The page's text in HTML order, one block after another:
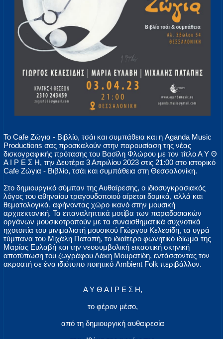
Το Cafe Ζώγια - Βιβλίο, τσάι και συμπάθεια και η Aganda Music
Productions σας προσκαλούν στην παρουσίαση της νέας
δισκογραφικής πρότασης του Βασίλη Φλώρου με τον τίτλο Α Υ Θ
Α Ι Ρ Ε Σ Η, την Δευτέρα 3 Απριλίου 2023 στις 21:00 στο ιστορικό
Cafe Ζώγια - Βιβλίο, τσάι και συμπάθεια στη Θεσσαλονίκη.
Στο δημιουργικό σύμπαν της Αυθαίρεσης, ο ιδιοσυγκρασιακός
λόγος του αθηναίου τραγουδοποιού αίρεται δομικά, αλλά και
θεματολογικά, αφήνοντας χώρο ικανό στην μουσική
αρχιτεκτονική. Τα επαναληπτικά μοτίβα των παραδοσιακών
οργάνων μουσικοτροπούν με τα συναισθηματικά συχνοτικά
ηχοτοπία του μινιμαλιστή μουσικού Γιώργου Κελεσίδη, τα υγρά
τύμπανα του Μιχάλη Παταπή, το ιδιαίτερο φωνητικό ιδίωμα της
Μαρίας Ευλαβή και την νεοσυμβολική εικαστική σκηνική
αποτύπωση του ζωγράφου Λάκη Μουρατίδη, εντάσσοντας τον
ακροατή σε ένα ιδιότυπο ποιητικό Ambient Folk περιβάλλον.
Α Υ Θ Α Ι Ρ Ε Σ Η,
το φέρον μέσο,
από τη δημιουργική αυθαιρεσία